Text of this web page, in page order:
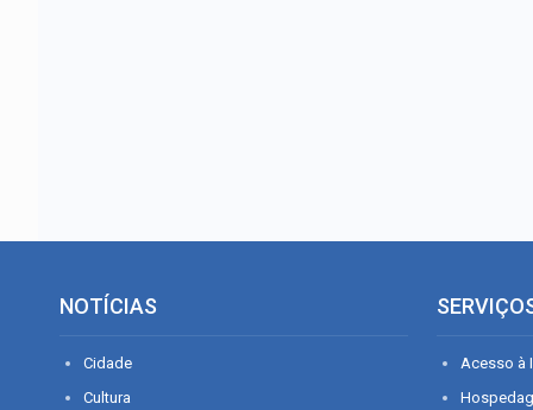
NOTÍCIAS
Cidade
Cultura
Acesso à